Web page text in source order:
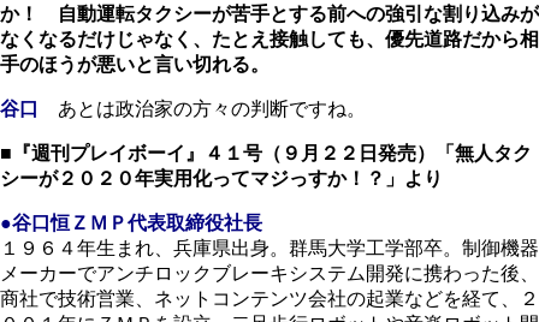
か！ 自動運転タクシーが苦手とする前への強引な割り込みが
なくなるだけじゃなく、たとえ接触しても、優先道路だから相
手のほうが悪いと言い切れる。
谷口 あとは政治家の方々の判断ですね。
■『週刊プレイボーイ』４１号（９月２２日発売）「無人タク
シーが２０２０年実用化ってマジっすか！？」より
●谷口恒ＺＭＰ代表取締役社長
１９６４年生まれ、兵庫県出身。群馬大学工学部卒。制御機器
メーカーでアンチロックブレーキシステム開発に携わった後、
商社で技術営業、ネットコンテンツ会社の起業などを経て、２